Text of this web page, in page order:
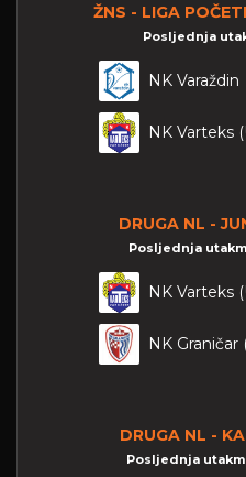
ŽNS - LIGA
Posljednja
NK Varaždin
NK Varteks
DRUGA NL -
Posljednja
NK Varteks
NK Graničar
DRUGA NL -
Posljednja